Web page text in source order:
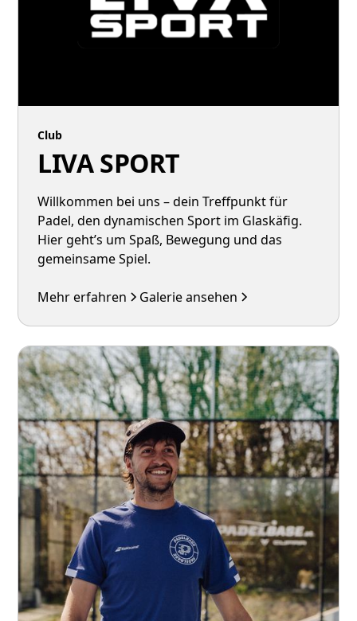
Club
LIVA SPORT
Willkommen bei uns – dein Treffpunkt für
Padel, den dynamischen Sport im Glaskäfig.
Hier geht’s um Spaß, Bewegung und das
gemeinsame Spiel.
Mehr erfahren Galerie ansehen